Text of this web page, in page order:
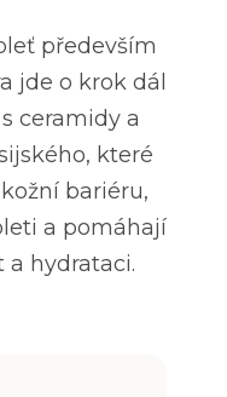
především
jde o krok dál
ceramidy a
které
bariéru,
a pomáhají
hydrataci.